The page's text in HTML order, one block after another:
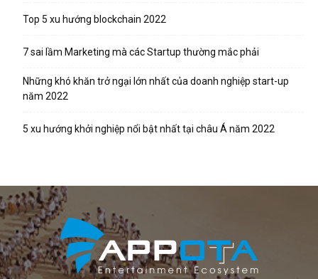
Top 5 xu hướng blockchain 2022
7 sai lầm Marketing mà các Startup thường mắc phải
Những khó khăn trở ngại lớn nhất của doanh nghiệp start-up
năm 2022
5 xu hướng khởi nghiệp nổi bật nhất tại châu Á năm 2022